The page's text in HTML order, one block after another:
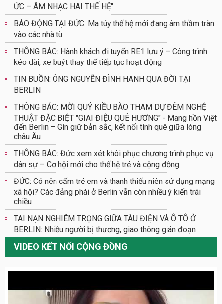
ỨC – ÂM NHẠC HAI THẾ HỆ"
BÁO ĐỘNG TẠI ĐỨC: Ma túy thế hệ mới đang âm thầm tràn
vào các nhà tù
THÔNG BÁO: Hành khách đi tuyến RE1 lưu ý – Công trình
kéo dài, xe buýt thay thế tiếp tục hoạt động
TIN BUỒN: ÔNG NGUYỄN ĐÌNH HANH QUA ĐỜI TẠI
BERLIN
THÔNG BÁO: MỜI QUÝ KIỀU BÀO THAM DỰ ĐÊM NGHỆ
THUẬT ĐẶC BIỆT "GIAI ĐIỆU QUÊ HƯƠNG" - Mang hồn Việt
đến Berlin – Gìn giữ bản sắc, kết nối tình quê giữa lòng
châu Âu
THÔNG BÁO: Đức xem xét khôi phục chương trình phục vụ
dân sự – Cơ hội mới cho thế hệ trẻ và cộng đồng
ĐỨC: Có nên cấm trẻ em và thanh thiếu niên sử dụng mạng
xã hội? Các đảng phái ở Berlin vẫn còn nhiều ý kiến trái
chiều
TAI NẠN NGHIÊM TRỌNG GIỮA TÀU ĐIỆN VÀ Ô TÔ Ở
BERLIN: Nhiều người bị thương, giao thông gián đoạn
VIDEO KẾT NỐI CỘNG ĐỒNG